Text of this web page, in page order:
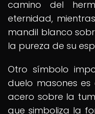
camino del
eternidad,
mandil blanco
la pureza de su
Otro símbolo
duelo masones
acero sobre la
que simboliza la